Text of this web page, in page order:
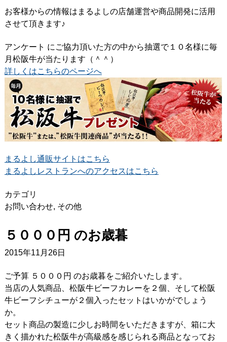
お客様からの情報はまるよしの店舗運営や商品開発に活用
させて頂きます♪
アンケート にご協力頂いた方の中から抽選で１０名様に毎
月松阪牛が当たります（＾＾）
詳しくはこちらのページへ
まるよし通販サイトはこちら
まるよしレストランへのアクセスはこちら
カテゴリ
お問い合わせ, その他
５０００円 のお歳暮
2015年11月26日
ご予算 ５０００円 のお歳暮をご紹介いたします。
当店の人気商品、松阪牛ビーフカレーを２個、そして松阪
牛ビーフシチューが２個入ったセットはいかがでしょう
か。
セット商品の製造に少しお時間をいただきますが、箱に大
きく描かれた松阪牛が高級感を感じられる商品となってお